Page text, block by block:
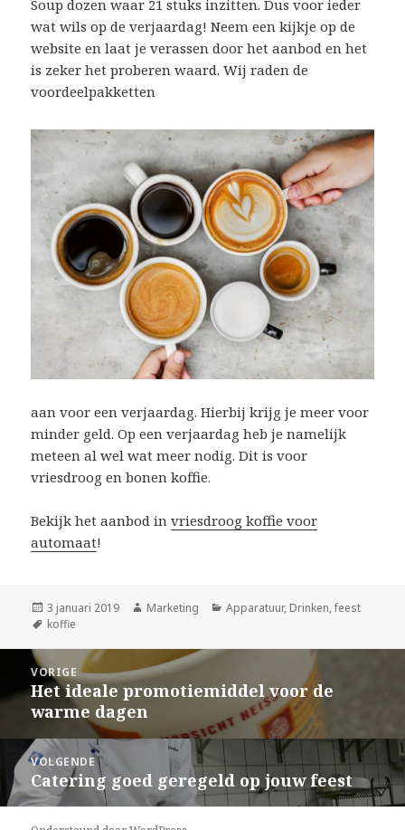
Soup dozen waar 21 stuks inzitten. Dus voor ieder
wat wils op de verjaardag! Neem een kijkje op de
website en laat je verassen door het aanbod en het
is zeker het proberen waard. Wij raden de
voordeelpakketten
aan voor een verjaardag. Hierbij krijg je meer voor
minder geld. Op een verjaardag heb je namelijk
meteen al wel wat meer nodig. Dit is voor
vriesdroog en bonen koffie.
Bekijk het aanbod invriesdroog koffie voor
automaat!
Geplaatst
op
3 januari 2019 Auteur
Marketing Categorieën
Apparatuur, Drinken,feest
Tags
koffie
Bericht
navigatie
VORIGE
Vorig
bericht:
Het ideale promotiemiddel voor de
warme dagen
VOLGENDE
Volgend
bericht:
Catering goed geregeld op jouw feest